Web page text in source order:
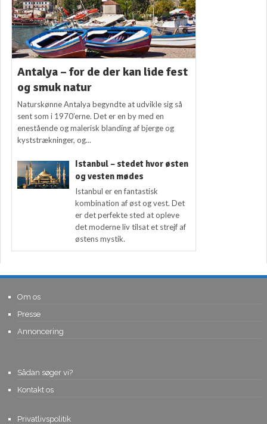
Antalya – for de der kan lide fest
og smuk natur
Naturskønne Antalya begyndte at udvikle sig så
sent som i 1970’erne. Det er en by med en
enestående og malerisk blanding af bjerge og
kyststrækninger, og...
Istanbul – stedet hvor østen
og vesten mødes
Istanbul er en fantastisk
kombination af øst og vest. Det
er det perfekte sted at opleve
det moderne liv tilsat et strejf af
østens mystik.
Om os
Presse
Annoncering
Sådan søger vi?
Kontakt os
Privatlivspolitik